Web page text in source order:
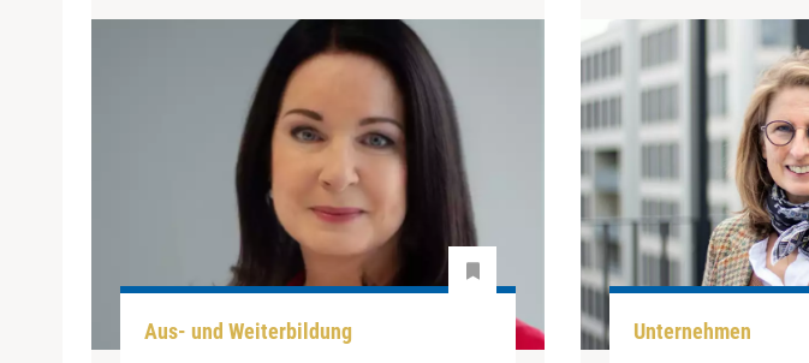
Aus- und Weiterbildung Unternehmen